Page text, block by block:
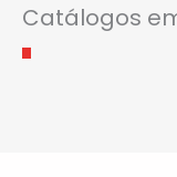
Catálogos